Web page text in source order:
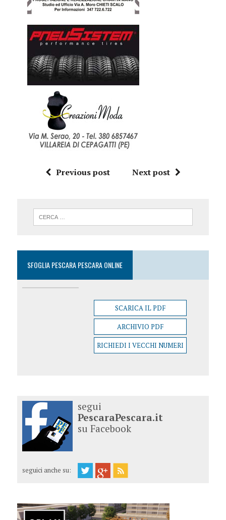
Previous post Next post
SFOGLIA PESCARA PESCARA ONLINE
SCARICA IL PDF
ARCHIVIO PDF
RICHIEDI I VECCHI NUMERI
segui
PescaraPescara.it
su Facebook
seguici anche su: